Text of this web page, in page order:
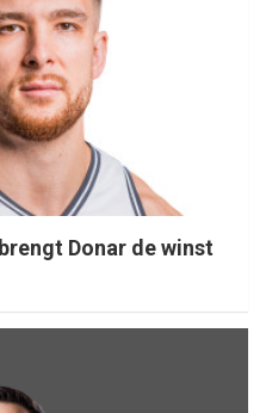
Donar de winst